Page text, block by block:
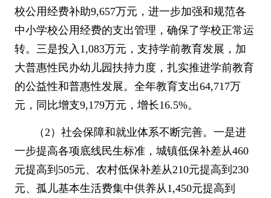
校公用经费补助9,657万元，进一步加强和规范各
中小学校公用经费的支出管理，确保了学校正常运
转。三是投入 1,083万元，支持学前教育发展，加
大普惠性民办幼儿园扶持力度，扎实推进学前教育
的公益性和普惠性发展。全年教育支出64,717万
元，同比增支9,179万元，增长16.5%。
（2 ）社会保障和就业体系不断完善。一是进
一步提高各项底线民生标准，城镇低保补差从460
元提高到 505元、农村低保补差从210元提高到 230
元、孤儿基本生活费集中供养从1,450元提高到